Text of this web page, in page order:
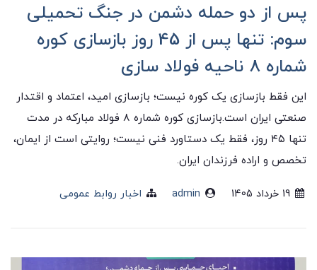
پس از دو حمله دشمن در جنگ تحمیلی
سوم: تنها پس از 45 روز بازسازی کوره
شماره 8 ناحیه فولاد سازی
این فقط بازسازی یک کوره نیست؛ بازسازی امید، اعتماد و اقتدار
صنعتی ایران است.بازسازی کوره شماره ۸ فولاد مبارکه در مدت
تنها ۴۵ روز، فقط یک دستاورد فنی نیست؛ روایتی است از ایمان،
تخصص و اراده فرزندان ایران.
19 خرداد 1405 admin اخبار روابط عمومی